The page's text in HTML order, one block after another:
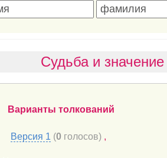
Судьба и
Варианты толкований
Версия 1 (0 голосов) ,